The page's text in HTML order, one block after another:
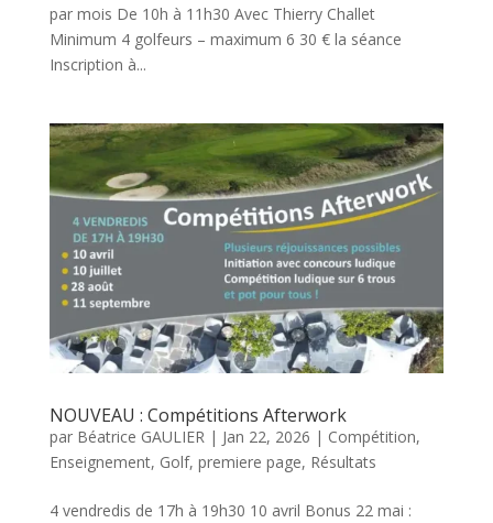
par mois De 10h à 11h30 Avec Thierry Challet
Minimum 4 golfeurs – maximum 6 30 € la séance
Inscription à...
NOUVEAU : Compétitions Afterwork
par Béatrice GAULIER| Jan 22, 2026 | Compétition,
Enseignement, Golf, premiere page, Résultats
4 vendredis de 17h à 19h30 10 avril Bonus 22 mai :